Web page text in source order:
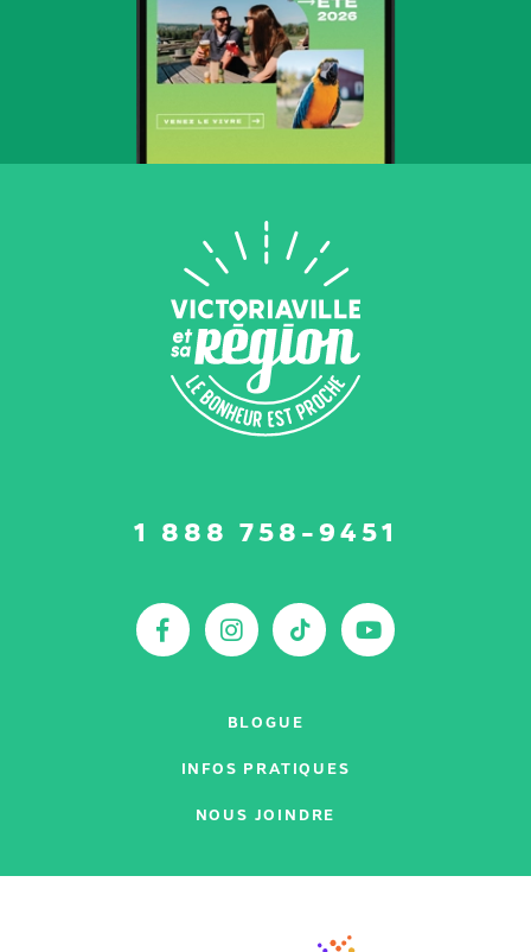
1 888 758-9451
Facebook
Instagram
TikTok
BLOGUE
INFOS PRATIQUES
NOUS JOINDRE